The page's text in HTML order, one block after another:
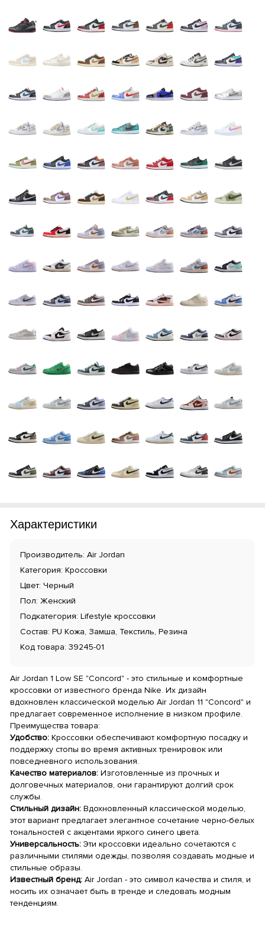
Характеристики
Производитель: Air Jordan
Категория: Кроссовки
Цвет: Черный
Пол: Женский
Подкатегория: Lifestyle кроссовки
Состав: PU Кожа, Замша, Текстиль, Резина
Код товара: 39245-01
Air Jordan 1 Low SE "Concord" - это стильные и комфортные
кроссовки от известного бренда Nike. Их дизайн
вдохновлен классической моделью Air Jordan 11 "Concord" и
предлагает современное исполнение в низком профиле.
Преимущества товара:
Удобство: Кроссовки обеспечивают комфортную посадку и
поддержку стопы во время активных тренировок или
повседневного использования.
Качество материалов: Изготовленные из прочных и
долговечных материалов, они гарантируют долгий срок
службы.
Стильный дизайн: Вдохновленный классической моделью,
этот вариант предлагает элегантное сочетание черно-белых
тональностей с акцентами яркого синего цвета.
Универсальность: Эти кроссовки идеально сочетаются с
различными стилями одежды, позволяя создавать модные и
стильные образы.
Известный бренд: Air Jordan - это символ качества и стиля, и
носить их означает быть в тренде и следовать модным
тенденциям.